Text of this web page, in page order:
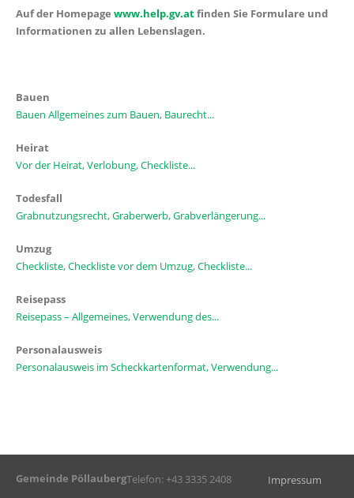
Auf der Homepage www.help.gv.atfinden Sie Formulare und
Informationen zu allen Lebenslagen.
Bauen
Bauen Allgemeines zum Bauen, Baurecht...
Heirat
Vor der Heirat, Verlobung, Checkliste...
Todesfall
Grabnutzungsrecht, Graberwerb, Grabverlängerung...
Umzug
Checkliste, Checkliste vor dem Umzug, Checkliste...
Reisepass
Reisepass – Allgemeines, Verwendung des...
Personalausweis
Personalausweis im Scheckkartenformat, Verwendung...
Gemeinde PöllaubergTelefon: +43 3335 2408
Impressum